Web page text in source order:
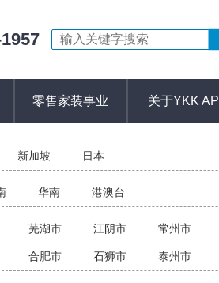
零售家装事业 关于YKK AP
新加坡 日本
华南 港澳台
芜湖市 江阴市 常州市
合肥市 石狮市 泰州市